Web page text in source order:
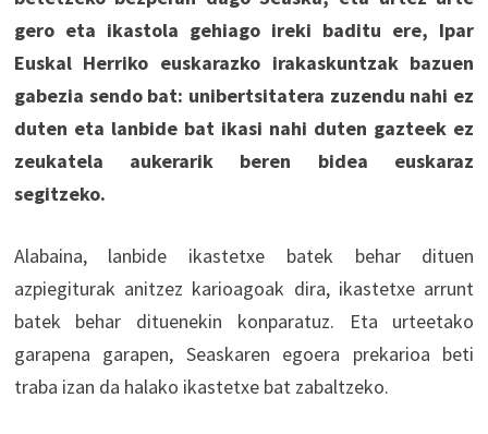
gero eta ikastola gehiago ireki baditu ere, Ipar
Euskal Herriko euskarazko irakaskuntzak bazuen
gabezia sendo bat: unibertsitatera zuzendu nahi ez
duten eta lanbide bat ikasi nahi duten gazteek ez
zeukatela aukerarik beren bidea euskaraz
segitzeko.
Alabaina, lanbide ikastetxe batek behar dituen
azpiegiturak anitzez karioagoak dira, ikastetxe arrunt
batek behar dituenekin konparatuz. Eta urteetako
garapena garapen, Seaskaren egoera prekarioa beti
traba izan da halako ikastetxe bat zabaltzeko.